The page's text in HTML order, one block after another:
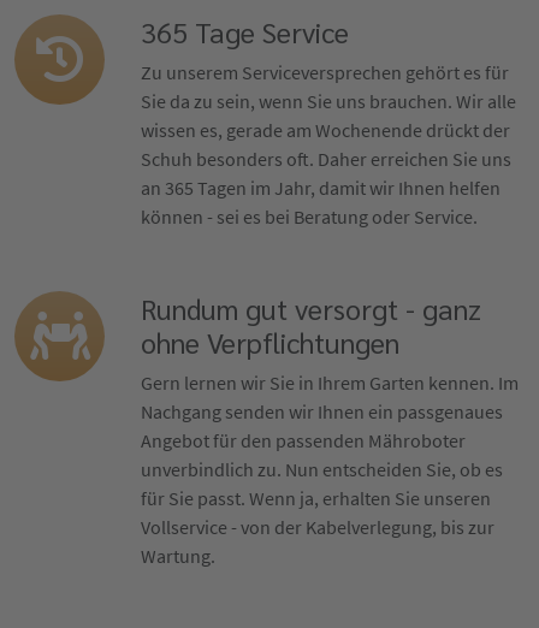
365 Tage Service
Zu unserem Serviceversprechen gehört es für
Sie da zu sein, wenn Sie uns brauchen. Wir alle
wissen es, gerade am Wochenende drückt der
Schuh besonders oft. Daher erreichen Sie uns
an 365 Tagen im Jahr, damit wir Ihnen helfen
können - sei es bei Beratung oder Service.
Rundum gut versorgt - ganz
ohne Verpflichtungen
Gern lernen wir Sie in Ihrem Garten kennen. Im
Nachgang senden wir Ihnen ein passgenaues
Angebot für den passenden Mähroboter
unverbindlich zu. Nun entscheiden Sie, ob es
für Sie passt. Wenn ja, erhalten Sie unseren
Vollservice - von der Kabelverlegung, bis zur
Wartung.